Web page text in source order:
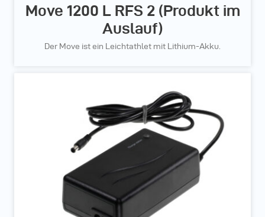
Move 1200 L RFS 2 (Produkt im
Auslauf)
Der Move ist ein Leichtathlet mit Lithium-Akku.